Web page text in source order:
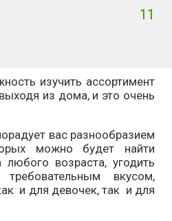
11
изучить ассортимент
из дома, и это очень
вас разнообразием
можно будет найти
возраста, угодить
вкусом,
и для девочек, так и для